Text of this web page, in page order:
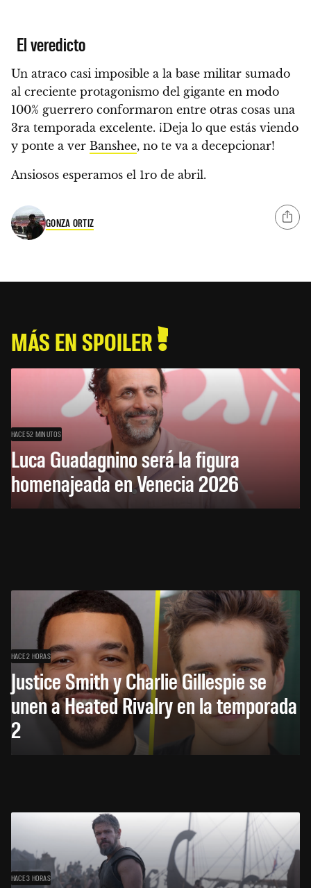
El veredicto
Un atraco casi imposible a la base militar sumado
al creciente protagonismo del gigante en modo
100% guerrero conformaron entre otras cosas una
3ra temporada excelente. ¡Deja lo que estás viendo
y ponte a ver Banshee, no te va a decepcionar!
Ansiosos esperamos el 1ro de abril.
GONZA ORTIZ
MÁS EN SPOILER
HACE 52 MINUTOS
Luca Guadagnino será la figura
homenajeada en Venecia 2026
HACE 2 HORAS
Justice Smith y Charlie Gillespie se
unen a Heated Rivalry en la temporada
2
HACE 3 HORAS